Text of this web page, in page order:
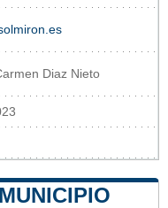
Diaz Nieto